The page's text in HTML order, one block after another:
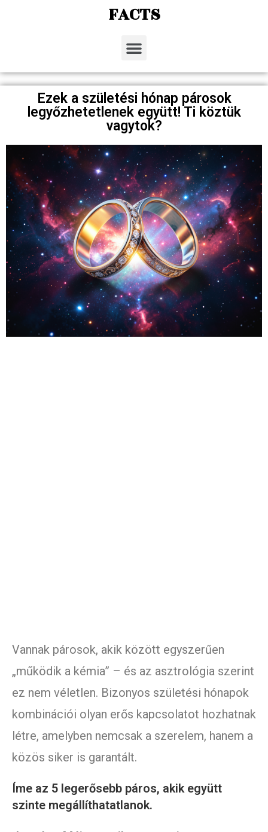
FACTS
Ezek a születési hónap párosok
legyőzhetetlenek együtt! Ti köztük
vagytok?
Vannak párosok, akik között egyszerűen
„működik a kémia” – és az asztrológia szerint
ez nem véletlen. Bizonyos születési hónapok
kombinációi olyan erős kapcsolatot hozhatnak
létre, amelyben nemcsak a szerelem, hanem a
közös siker is garantált.
Íme az 5 legerősebb páros, akik együtt
szinte megállíthatatlanok.